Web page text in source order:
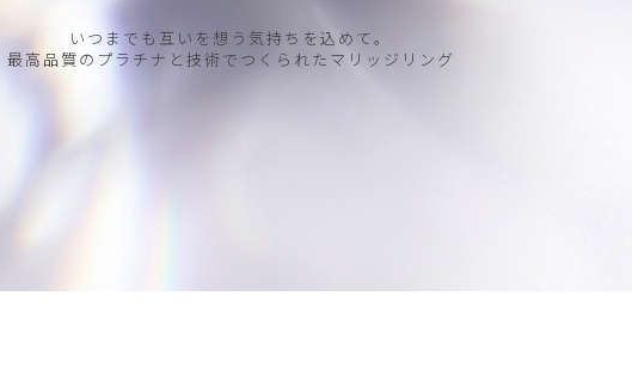
いつまでも互いを想う気持ちを込めて。
最高品質のプラチナと技術でつくられたマリッジリング